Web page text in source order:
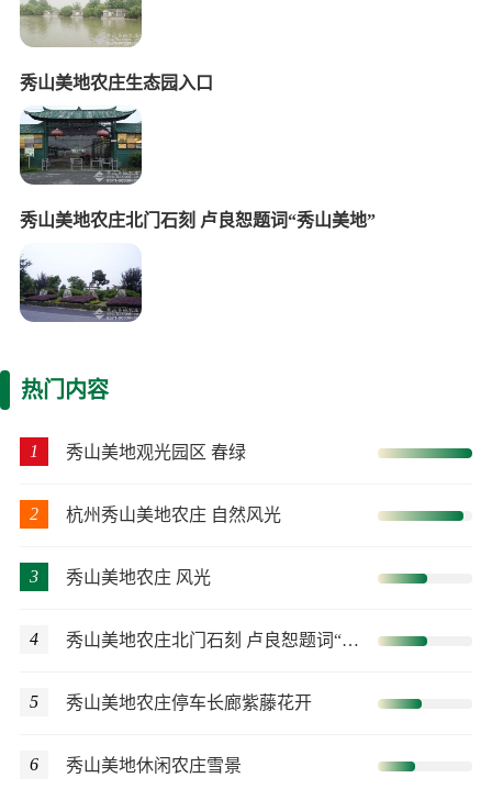
秀山美地农庄生态园入口
秀山美地农庄北门石刻 卢良恕题词“秀山美地”
热门内容
1 秀山美地观光园区 春绿
2 杭州秀山美地农庄 自然风光
3 秀山美地农庄 风光
4 秀山美地农庄北门石刻 卢良恕题词“秀山美地”
5 秀山美地农庄停车长廊紫藤花开
6 秀山美地休闲农庄雪景